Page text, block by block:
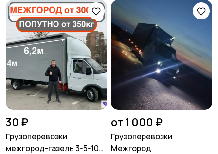
30 ₽
Грузоперевозки
межгород-газель 3-5-10
от 1 000 ₽
Грузоперевозки
Межгород